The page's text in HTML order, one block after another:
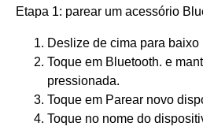
Etapa 1: parear um acessório
Deslize de cima para baixo
Toque em Bluetooth. e
pressionada.
Toque em Parear novo
Toque no nome do